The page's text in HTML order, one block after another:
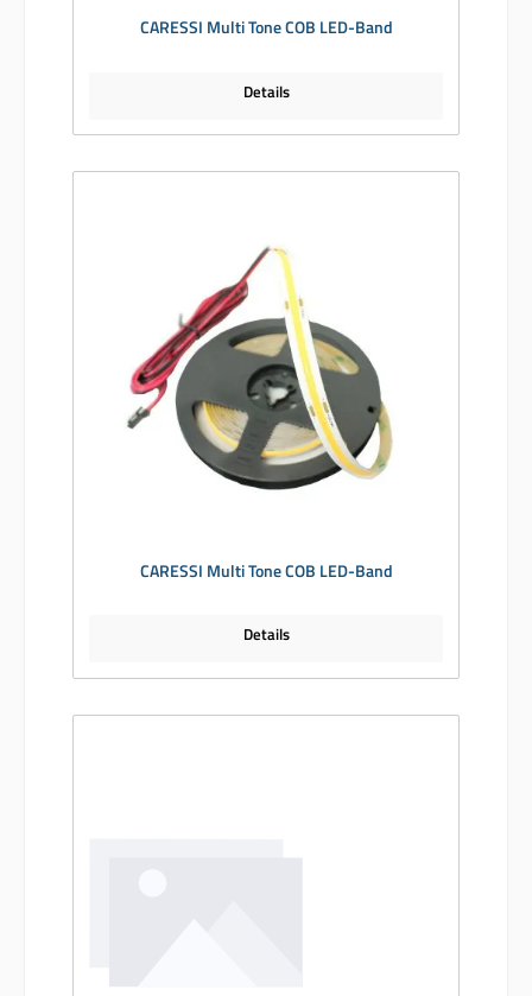
CARESSI Multi Tone COB LED-Band
Details
CARESSI Multi Tone COB LED-Band
Details